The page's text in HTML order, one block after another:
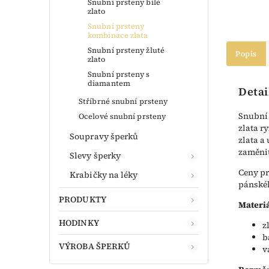
zlato
Snubní prsteny
kombinace zlata
Snubní prsteny žluté
zlato
Snubní prsteny s
diamantem
Stříbrné snubní prsteny
Ocelové snubní prsteny
Soupravy šperků
Slevy šperky
Krabičky na léky
PRODUKTY
HODINKY
VÝROBA ŠPERKŮ
Popis
zlata
zlata a
Ceny